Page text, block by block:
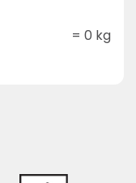
= 0 kg